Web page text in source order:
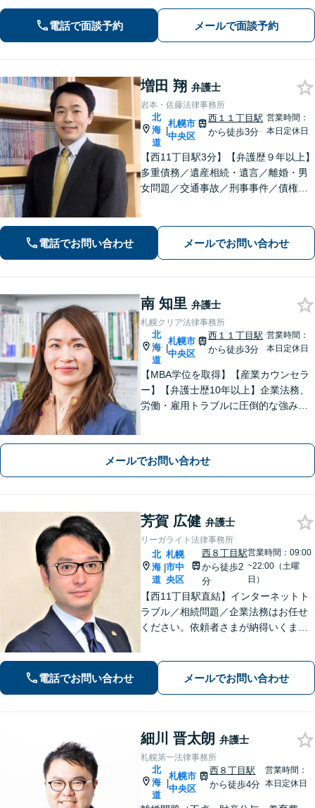
電話で面談予約 メールで面談予約
増田 翔 弁護士
岩本・佐藤法律事務所
北
海
道
|
札幌市
中央区
西１１丁目駅
から徒歩3分
営業時間：
本日定休日
【西11丁目駅3分】【弁護歴９年以上】
多重債務／遺産相続・遺言／離婚・男
女問題／交通事故／刑事事件／債権回
護士を目指し、日々尽力しておりま
す！【分割払いOK】【法テラス可】
電話でお問い合わせ メールでお問い合わせ
南 知里 弁護士
札幌クリア法律事務所
北
海
道
|
札幌市
中央区
西１１丁目駅
から徒歩3分
営業時間：
本日定休日
【MBA学位を取得】【産業カウンセラ
ー】【弁護士歴10年以上】企業法務、
労働・雇用トラブルに圧倒的な強みあ
い説明【初回相談無料】
メールでお問い合わせ
芳賀 広健 弁護士
リーガライト法律事務所
北
海
道
|
札幌
市中
央区
西８丁目駅
から徒歩2
分
営業時間：09:00
~22:00（土曜
日）
【西11丁目駅直結】インターネットト
ラブル／相続問題／企業法務はお任せ
ください。依頼者さまが納得いくまで
最大化に尽力。【分割払い利用可】
【土日祝・夜間相談対応可】
電話でお問い合わせ メールでお問い合わせ
細川 晋太朗 弁護士
札幌第一法律事務所
北
海
道
|
札幌市
中央区
西８丁目駅
から徒歩4分
営業時間：
本日定休日